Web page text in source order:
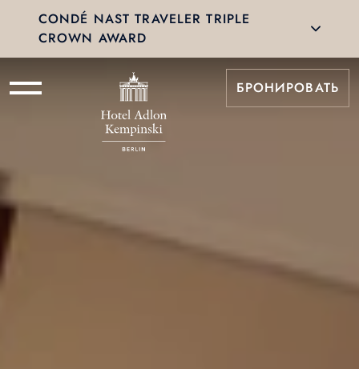
CONDÉ NAST TRAVELER TRIPLE
CROWN AWARD
БРОНИРОВАТЬ